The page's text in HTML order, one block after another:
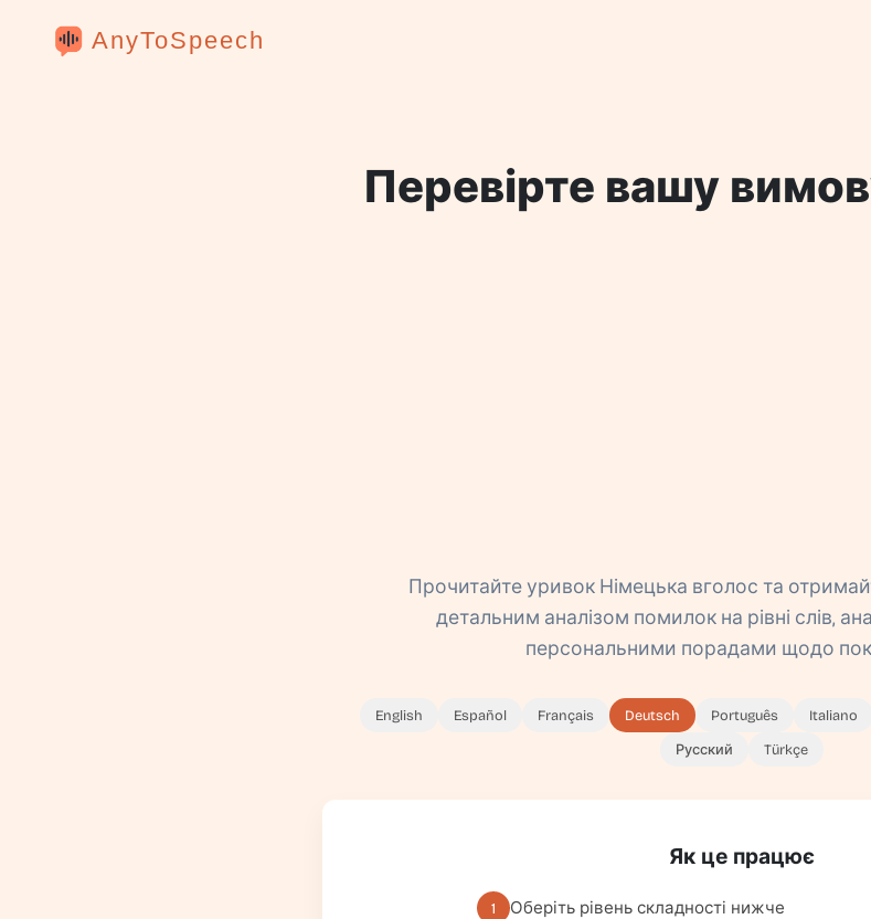
AnyToSpeech
Перевірте вашу
Прочитайте уривок Німецька вголос та
детальним аналізом помилок на рівні слів,
персональними порадами щодо
English Español Français Deutsch Português Italiano
Русский Türkçe
Як це працює
1 Оберіть рівень складності нижче